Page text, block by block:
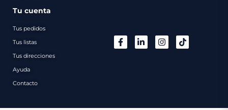
Tu cuenta
Tus pedidos
Tus listas
Tus direcciones
Ayuda
Contacto